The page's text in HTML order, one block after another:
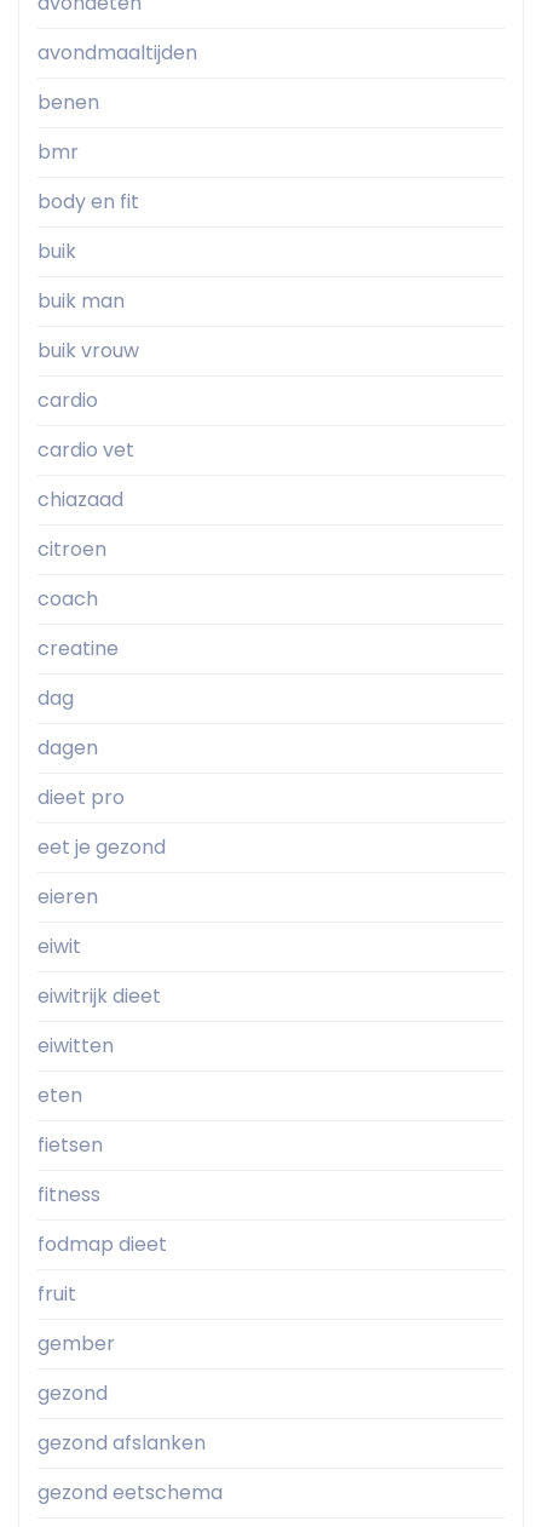
avondmaaltijden
benen
bmr
body en fit
buik
buik man
buik vrouw
cardio
cardio vet
chiazaad
citroen
coach
creatine
dag
dagen
dieet pro
eet je gezond
eieren
eiwit
eiwitrijk dieet
eiwitten
eten
fietsen
fitness
fodmap dieet
fruit
gember
gezond
gezond afslanken
gezond eetschema